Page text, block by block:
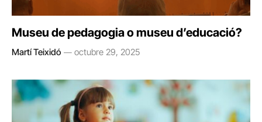
Museu de pedagogia o museu d’educació?
Martí Teixidó octubre 29, 2025